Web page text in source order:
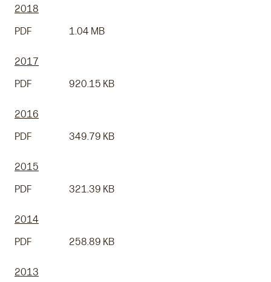
2018
PDF
1.04 MB
2017
PDF
920.15 KB
2016
PDF
349.79 KB
2015
PDF
321.39 KB
2014
PDF
258.89 KB
2013